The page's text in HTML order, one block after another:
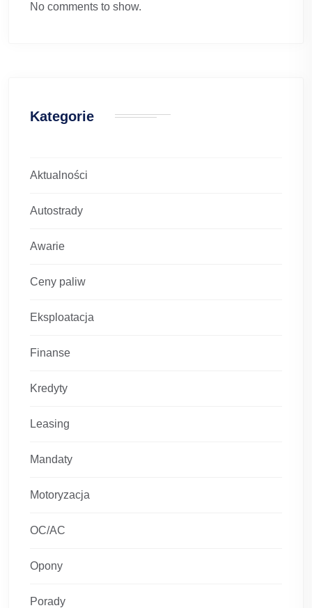
No comments to show.
Kategorie
Aktualności
Autostrady
Awarie
Ceny paliw
Eksploatacja
Finanse
Kredyty
Leasing
Mandaty
Motoryzacja
OC/AC
Opony
Porady